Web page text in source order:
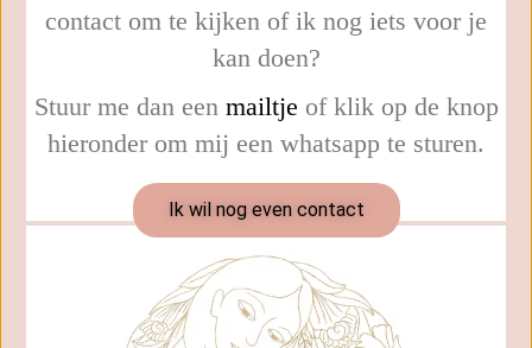
contact om te kijken of ik nog iets voor je
kan doen?
Stuur me dan een mailtje of klik op de knop
hieronder om mij een whatsapp te sturen.
Ik wil nog even contact